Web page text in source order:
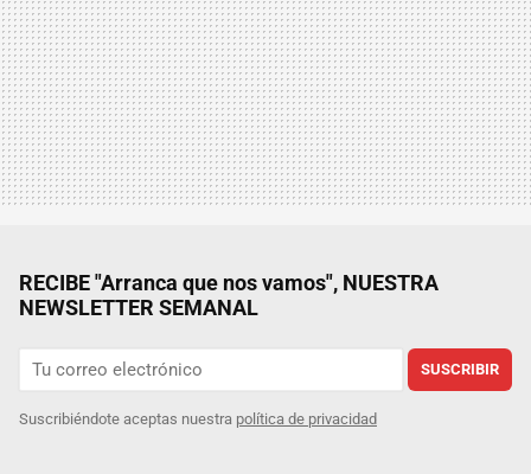
RECIBE "Arranca que nos vamos", NUESTRA
NEWSLETTER SEMANAL
SUSCRIBIR
Suscribiéndote aceptas nuestra política de privacidad